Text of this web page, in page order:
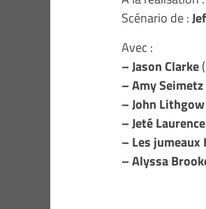
Scénario de :
Avec :
– Jason Clarke
– Amy Seimetz
– John Lithgow
– Jeté Laurence
– Les jumeaux
– Alyssa